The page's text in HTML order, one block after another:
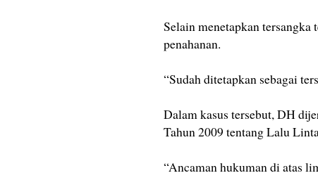
Selain menetapkan
penahanan.
“Sudah ditetapkan sebagai
Dalam kasus tersebut, DH
Tahun 2009 tentang Lalu
“Ancaman hukuman di atas